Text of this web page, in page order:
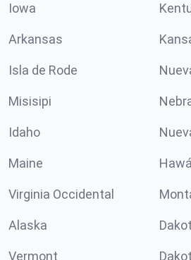
Iowa
Arkansas
Isla de Rode
Misisipi
Idaho
Maine
Virginia Occidental
Alaska
Vermont